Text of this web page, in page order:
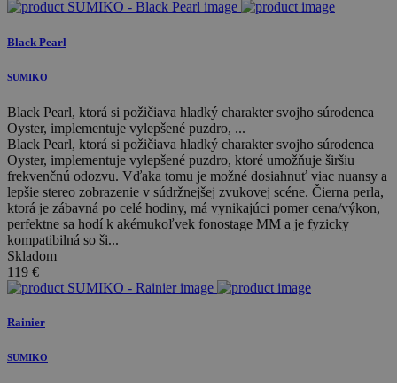
Black Pearl
SUMIKO
Black Pearl, ktorá si požičiava hladký charakter svojho súrodenca
Oyster, implementuje vylepšené puzdro, ...
Black Pearl, ktorá si požičiava hladký charakter svojho súrodenca
Oyster, implementuje vylepšené puzdro, ktoré umožňuje širšiu
frekvenčnú odozvu. Vďaka tomu je možné dosiahnuť viac nuansy a
lepšie stereo zobrazenie v súdržnejšej zvukovej scéne. Čierna perla,
ktorá je zábavná po celé hodiny, má vynikajúci pomer cena/výkon,
perfektne sa hodí k akémukoľvek fonostage MM a je fyzicky
kompatibilná so ši...
Skladom
119 €
Rainier
SUMIKO